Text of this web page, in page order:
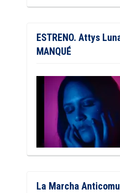
ESTRENO. Attys
MANQUÉ
La Marcha